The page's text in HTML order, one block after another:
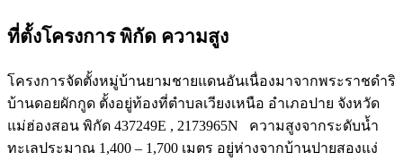
ที่ตั้งโครงการ พิกัด ความสูง
โครงการจัดตั้งหมู่บ้านยามชายแดนอันเนื่องมาจากพระราชดำริ
บ้านดอยผักกูด ตั้งอยู่ท้องที่ตำบลเวียงเหนือ อำเภอปาย จังหวัด
แม่ฮ่องสอน พิกัด 437249E , 2173965N ความสูงจากระดับน้ำ
ทะเลประมาณ 1,400 – 1,700 เมตร อยู่ห่างจากบ้านปายสองแง่